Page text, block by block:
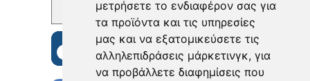
μετρήσετε το ενδιαφέρον σας για
τα προϊόντα και τις υπηρεσίες
μας και να εξατομικεύσετε τις
αλληλεπιδράσεις μάρκετινγκ, για
να προβάλλετε διαφημίσεις που